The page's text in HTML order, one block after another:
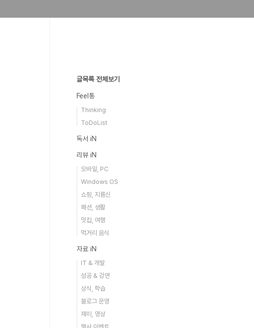
글목록 전체보기
Feel통
Thinking
ToDoList
독서 iN
리뷰 iN
모바일, PC
Windows OS
쇼핑, 지름신
패션, 생활
맛집, 여행
먹거리 음식
자료 iN
IT & 개발
성공 & 강연
상식, 학습
블로그 운영
재미, 영상